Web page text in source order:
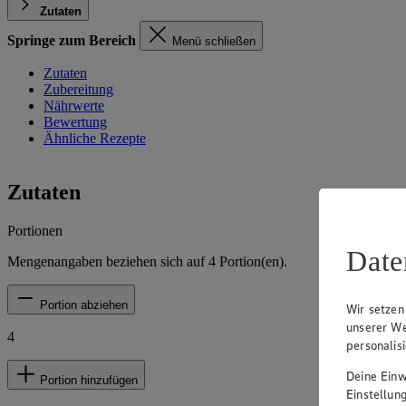
Zutaten
Springe zum Bereich Menü schließen
Zutaten
Zubereitung
Nährwerte
Bewertung
Ähnliche Rezepte
Zutaten
Portionen
Mengenangaben beziehen sich auf4 Portion(en).
Portion abziehen
4
Portion hinzufügen
Wir
unserer
Deine